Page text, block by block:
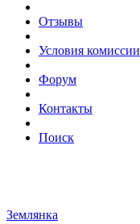
Отзывы
Условия комиссии
Форум
Контакты
Поиск
Землянка